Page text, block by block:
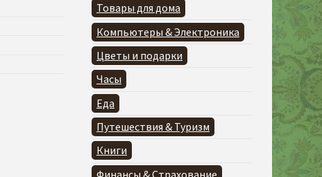
Товары для дома
Компьютеры & Электроника
Цветы и подарки
Часы
Еда
Путешествия & Туризм
Книги
Финансы & Страхование